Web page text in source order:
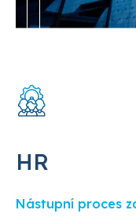
HR
Nástupní proces